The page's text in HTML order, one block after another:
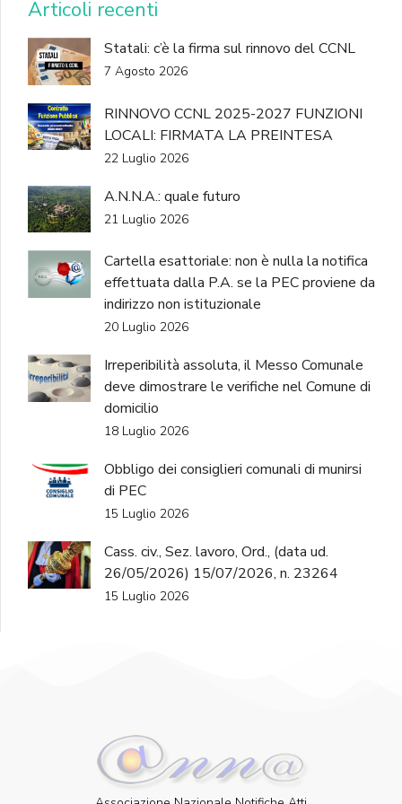
Articoli recenti
Statali: c’è la firma sul rinnovo del CCNL
7 Agosto 2026
RINNOVO CCNL 2025-2027 FUNZIONI
LOCALI: FIRMATA LA PREINTESA
22 Luglio 2026
A.N.N.A.: quale futuro
21 Luglio 2026
Cartella esattoriale: non è nulla la notifica
effettuata dalla P.A. se la PEC proviene da
indirizzo non istituzionale
20 Luglio 2026
Irreperibilità assoluta, il Messo Comunale
deve dimostrare le verifiche nel Comune di
domicilio
18 Luglio 2026
Obbligo dei consiglieri comunali di munirsi
di PEC
15 Luglio 2026
Cass. civ., Sez. lavoro, Ord., (data ud.
26/05/2026) 15/07/2026, n. 23264
15 Luglio 2026